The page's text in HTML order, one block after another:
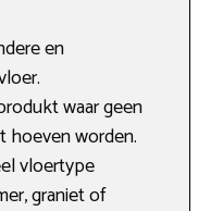
en
waar geen
hoeven worden.
vloertype
graniet of